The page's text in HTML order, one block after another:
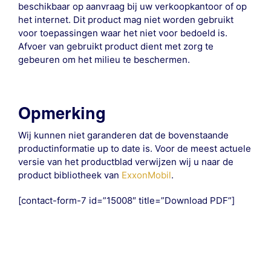
beschikbaar op aanvraag bij uw verkoopkantoor of op
het internet. Dit product mag niet worden gebruikt
voor toepassingen waar het niet voor bedoeld is.
Afvoer van gebruikt product dient met zorg te
gebeuren om het milieu te beschermen.
Opmerking
Wij kunnen niet garanderen dat de bovenstaande
productinformatie up to date is. Voor de meest actuele
versie van het productblad verwijzen wij u naar de
product bibliotheek van ExxonMobil.
[contact-form-7 id=”15008″ title=”Download PDF”]